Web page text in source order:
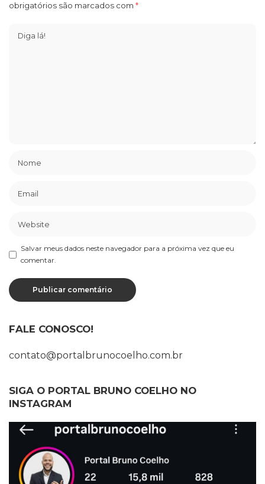
obrigatórios são marcados com *
Salvar meus dados neste navegador para a próxima vez que eu
comentar.
FALE CONOSCO!
contato@portalbrunocoelho.com.br
SIGA O PORTAL BRUNO COELHO NO
INSTAGRAM